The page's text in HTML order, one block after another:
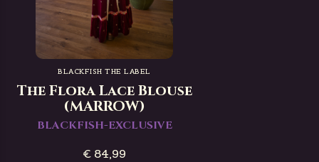
BLACKFISH THE LABEL
The Flora Lace Blouse
(MARROW)
BLACKFISH-EXCLUSIVE
€ 84,99